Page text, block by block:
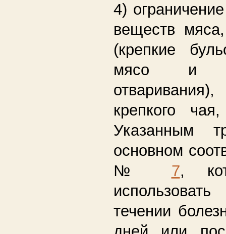
4)
веществ
(крепкие
мясо и
крепкого
Указанным
основном
№ 7,
течении